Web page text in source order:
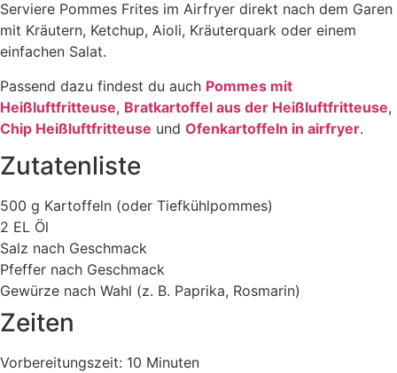
Serviere Pommes Frites im Airfryer direkt nach dem Garen
mit Kräutern, Ketchup, Aioli, Kräuterquark oder einem
einfachen Salat.
Passend dazu findest du auch Pommes mit
Heißluftfritteuse, Bratkartoffel aus der Heißluftfritteuse,
Chip Heißluftfritteuse und Ofenkartoffeln in airfryer.
Zutatenliste
500 g Kartoffeln (oder Tiefkühlpommes)
2 EL Öl
Salz nach Geschmack
Pfeffer nach Geschmack
Gewürze nach Wahl (z. B. Paprika, Rosmarin)
Zeiten
Vorbereitungszeit: 10 Minuten